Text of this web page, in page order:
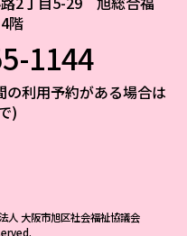
階
1144
利用予約がある場合は
)
大阪市旭区社会福祉協議会